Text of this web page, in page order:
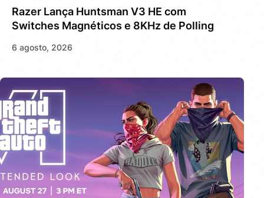
Razer Lança Huntsman V3 HE com
Switches Magnéticos e 8KHz de Polling
6 agosto, 2026